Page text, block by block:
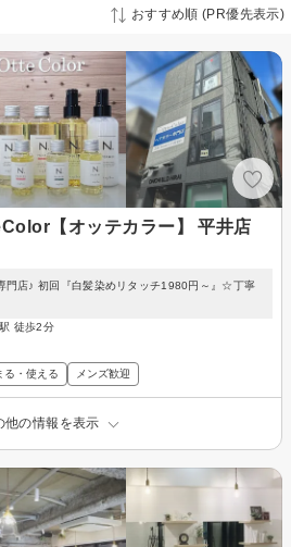
おすすめ順 (PR優先表示)
【オッテカラー】 平井店
門店♪ 初回『白髪染めリタッチ1980円～』☆丁寧
徒歩2分
る・使える メンズ歓迎
他の情報を表示